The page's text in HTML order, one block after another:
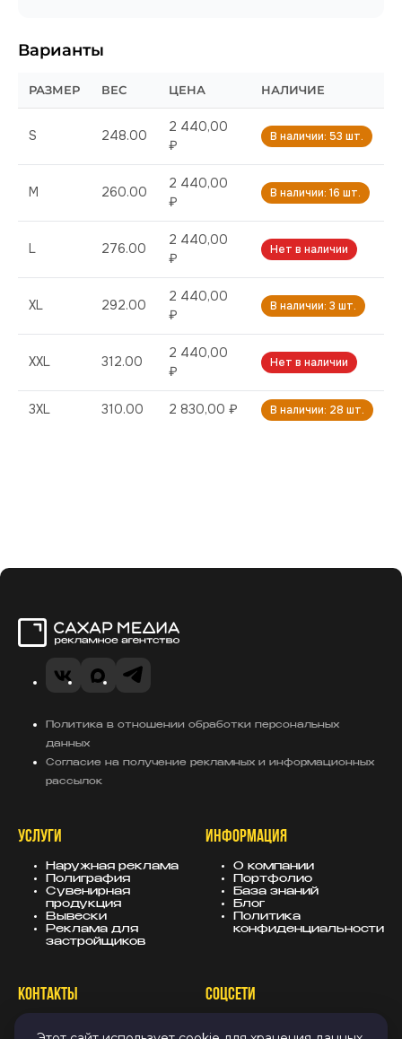
Варианты
РАЗМЕР ВЕС ЦЕНА НАЛИЧИЕ
S 248.00
2 440,00
₽
В наличии: 53 шт.
M 260.00
2 440,00
₽
В наличии: 16 шт.
L 276.00
2 440,00
₽
Нет в наличии
XL 292.00
2 440,00
₽
В наличии: 3 шт.
XXL 312.00
2 440,00
₽
Нет в наличии
3XL 310.00 2 830,00 ₽ В наличии: 28 шт.
VK Telegram
MAX
Политика в отношении обработки персональных
данных
Согласие на получение рекламных и информационных
рассылок
УСЛУГИ
Наружная реклама
Полиграфия
Сувенирная
продукция
Вывески
Реклама для
застройщиков
ИНФОРМАЦИЯ
О компании
Портфолио
База знаний
Блог
Политика
конфиденциальности
КОНТАКТЫ СОЦСЕТИ